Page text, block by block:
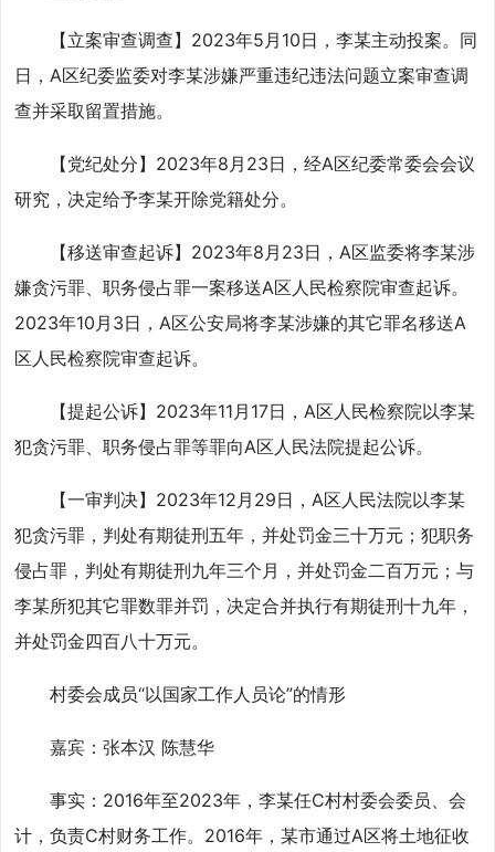
【立案审查调查】2023年5月10日，李某主动投案。同
日，A区纪委监委对李某涉嫌严重违纪违法问题立案审查调
查并采取留置措施。
【党纪处分】2023年8月23日，经A区纪委常委会会议
研究，决定给予李某开除党籍处分。
【移送审查起诉】2023年8月23日，A区监委将李某涉
嫌贪污罪、职务侵占罪一案移送A区人民检察院审查起诉。
2023年10月3日，A区公安局将李某涉嫌的其它罪名移送A
区人民检察院审查起诉。
【提起公诉】2023年11月17日，A区人民检察院以李某
犯贪污罪、职务侵占罪等罪向A区人民法院提起公诉。
【一审判决】2023年12月29日，A区人民法院以李某
犯贪污罪，判处有期徒刑五年，并处罚金三十万元；犯职务
侵占罪，判处有期徒刑九年三个月，并处罚金二百万元；与
李某所犯其它罪数罪并罚，决定合并执行有期徒刑十九年，
并处罚金四百八十万元。
村委会成员“以国家工作人员论”的情形
嘉宾：张本汉 陈慧华
事实：2016年至2023年，李某任C村村委会委员、会
计，负责C村财务工作。2016年，某市通过A区将土地征收